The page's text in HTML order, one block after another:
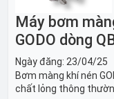
Máy bơm
GODO dòng
Ngày đăng: 23/04/25
Bơm màng khí nén
chất lỏng thông